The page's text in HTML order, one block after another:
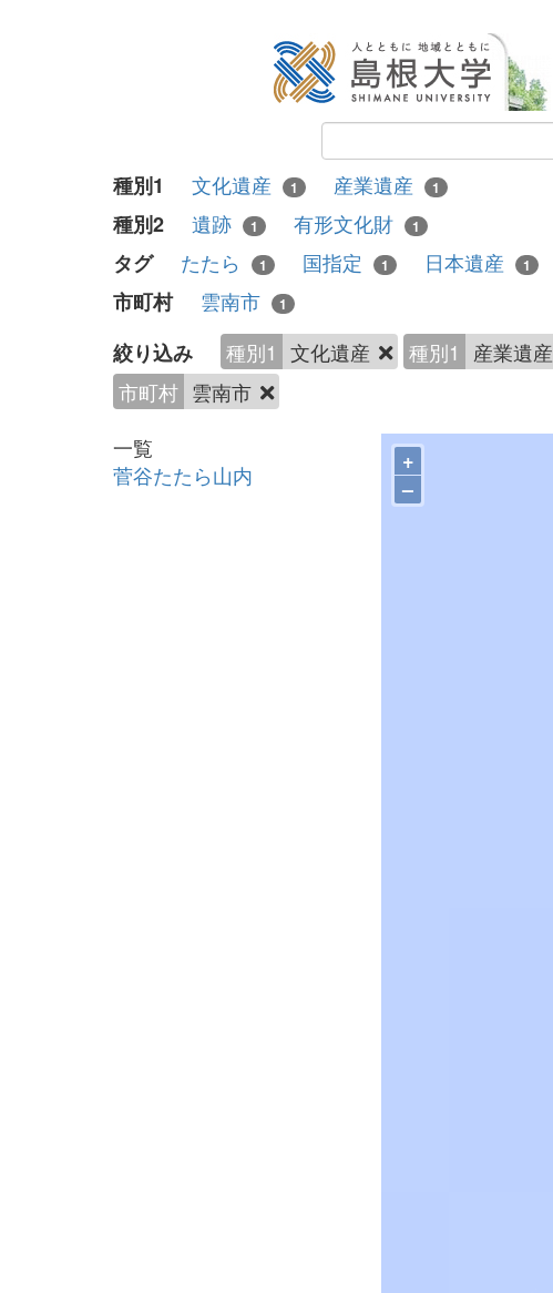
種別1 文化遺産 1 産業遺産 1
種別2 遺跡 1 有形文化財 1
タグ たたら 1 国指定 1 日本遺産 1
市町村 雲南市 1
絞り込み 種別1 文化遺産 種別1 産業遺産
市町村 雲南市
一覧
菅谷たたら山内
+
–